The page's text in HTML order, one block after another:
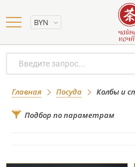
BYN
Главная Посуда Колбы и
Колбы и стаканы
Подбор по параметрам